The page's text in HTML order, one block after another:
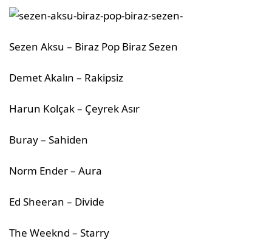
Sezen Aksu – Biraz Pop Biraz Sezen
Demet Akalın – Rakipsiz
Harun Kolçak – Çeyrek Asır
Buray – Sahiden
Norm Ender – Aura
Ed Sheeran – Divide
The Weeknd – Starry